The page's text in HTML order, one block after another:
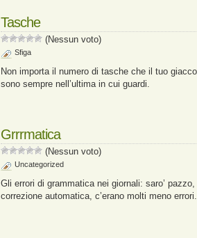
Tasche
(Nessun voto)
Sfiga
Non importa il numero di tasche che il tuo
sono sempre nell’ultima in cui guardi.
Grrrmatica
(Nessun voto)
Uncategorized
Gli errori di grammatica nei giornali: saro’
correzione automatica, c’erano molti meno errori.